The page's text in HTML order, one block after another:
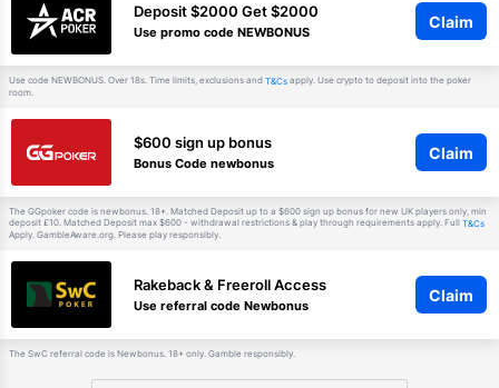
Deposit $2000 Get $2000
Use promo code NEWBONUS
Claim
Use code NEWBONUS. Over 18s. Time limits, exclusions and T&Cs apply. Use crypto to deposit into the poker
room.
$600 sign up bonus
Bonus Code newbonus
Claim
The GGpoker code is newbonus. 18+. Matched Deposit up to a $600 sign up bonus for new UK players only, min
deposit £10. Matched Deposit max $600 - withdrawal restrictions & play through requirements apply. Full T&Cs
Apply. GambleAware.org. Please play responsibly.
Rakeback & Freeroll Access
Use referral code Newbonus
Claim
The SwC referral code is Newbonus. 18+ only. Gamble responsibly.